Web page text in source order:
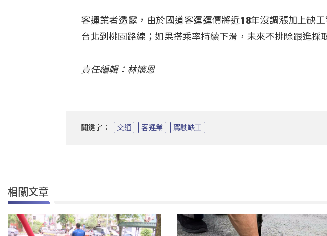
客運業者透露，由於國道客運運價將近18年沒調漲加上缺
台北到桃園路線；如果搭乘率持續下滑，未來不排除跟進採
責任編輯：林懷恩
關鍵字： 交通 客運業 駕駛缺工
相關文章